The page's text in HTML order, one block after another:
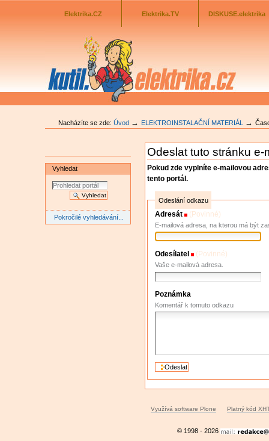
Odkazník
Elektrika.CZ
Elektrika.TV DISKUSE.elektrika
Nacházíte se zde: Úvod → ELEKTROINSTALAČNÍ MATERIÁL →
Vyhledat
Pokročilé vyhledávání...
Odeslat tuto stránku e-
Pokud zde vyplníte e-mailovou
tento portál.
Odeslání odkazu
Adresát (Povinné)
E-mailová adresa, na kterou má být
Odesílatel (Povinné)
Vaše e-mailová adresa.
Poznámka
Komentář k tomuto odkazu
Využívá software Plone Platný kód
© 1998 - 2026